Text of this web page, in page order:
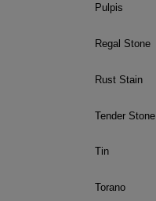
Pulpis
Regal Stone
Rust Stain
Tender Stone
Tin
Torano